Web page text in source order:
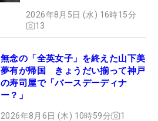
2026年8月5日 (水) 16時15分
13
無念の「全英女子」を終えた山下美
夢有が帰国 きょうだい揃って神戸
の寿司屋で「バースデーディナ
ー？」
2026年8月6日 (木) 10時59分 1